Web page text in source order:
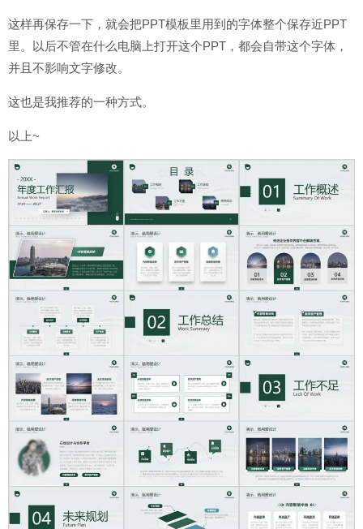
这样再保存一下，就会把PPT模板里用到的字体整个保存近PPT
里。以后不管在什么电脑上打开这个PPT，都会自带这个字体，
并且不影响文字修改。
这也是我推荐的一种方式。
以上~